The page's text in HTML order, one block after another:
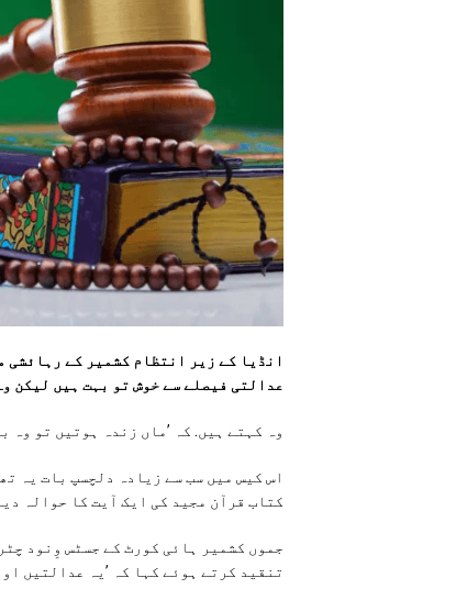
انڈیا کے زیر انتظام کشمیر کے
عدالتی فیصلے سے خوش تو بہت ہیں لیکن
وہ کہتے ہیں. کہ ’ماں زندہ ہوتیں تو وہ
اس کیس میں سب سے زیادہ دلچسپ بات یہ
کتاب قرآن مجید کی ایک آیت کا حوالہ
جموں کشمیر ہائی کورٹ کے جسٹس وِنود
تنقید کرتے ہوئے کہا کہ ’یہ عدالتیں